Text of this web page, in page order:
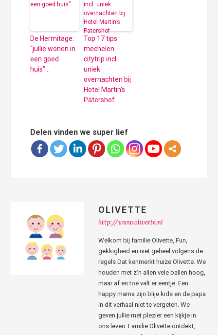
De Hermitage:
“jullie wonen in
een goed
huis”…
Top 17 tips
mechelen
citytrip incl.
uniek
overnachten bij
Hotel Martin’s
Patershof
Delen vinden we super lief
OLIVETTE
http://www.olivette.nl
Welkom bij familie Olivette, Fun,
gekkigheid en niet geheel volgens de
regels Dat kenmerkt huize Olivette. We
houden met z’n allen vele ballen hoog,
maar af en toe valt er eentje. Een
happy mama zijn blije kids en de papa
in dit verhaal niet te vergeten. We
geven jullie met plezier een kijkje in
ons leven. Familie Olivette ontdekt,